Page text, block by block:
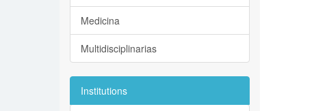
Medicina
Multidisciplinarias
Institutions